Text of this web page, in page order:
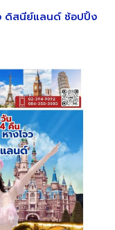
ว ดิสนีย์แลนด์ ช้อปปิ้ง